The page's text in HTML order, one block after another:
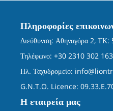
Πληροφορίες
Διεύθυνση: Αθηναγόρα 2,
Τηλέφωνο: +30 2310 302 163
Ηλ. Ταχυδρομείο:
G.N.T.O. Licence:
Η εταιρεία μας